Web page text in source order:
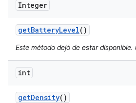
Integer
getBatteryLevel()
Este método dejó de estar disponible.
int
getDensity()